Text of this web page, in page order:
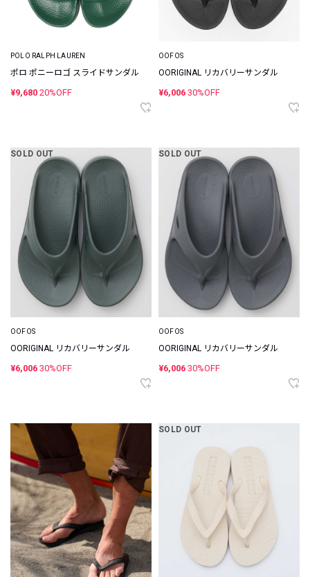
POLO RALPH LAUREN
ポロ ポニーロゴ スライドサンダル
¥9,680 20%OFF
OOFOS
OORIGINAL リカバリーサンダル
¥6,006 30%OFF
SOLD OUT
OOFOS
OORIGINAL リカバリーサンダル
¥6,006 30%OFF
SOLD OUT
OOFOS
OORIGINAL リカバリーサンダル
¥6,006 30%OFF
SOLD OUT